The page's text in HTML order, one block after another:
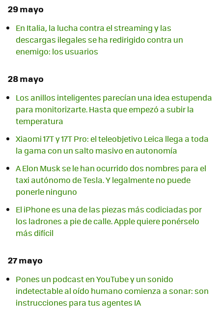
29 mayo
En Italia, la lucha contra el streaming y las
descargas ilegales se ha redirigido contra un
enemigo: los usuarios
28 mayo
Los anillos inteligentes parecían una idea estupenda
para monitorizarte. Hasta que empezó a subir la
temperatura
Xiaomi 17T y 17T Pro: el teleobjetivo Leica llega a toda
la gama con un salto masivo en autonomía
A Elon Musk se le han ocurrido dos nombres para el
taxi autónomo de Tesla. Y legalmente no puede
ponerle ninguno
El iPhone es una de las piezas más codiciadas por
los ladrones a pie de calle. Apple quiere ponérselo
más difícil
27 mayo
Pones un podcast en YouTube y un sonido
indetectable al oído humano comienza a sonar: son
instrucciones para tus agentes IA